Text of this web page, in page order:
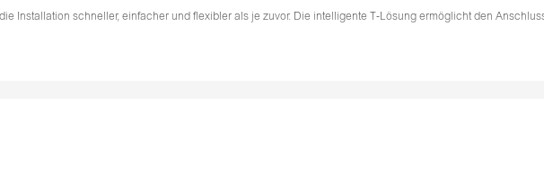
Installation schneller, einfacher und flexibler als je zuvor. Die intelligente T‑Lösung ermöglicht den